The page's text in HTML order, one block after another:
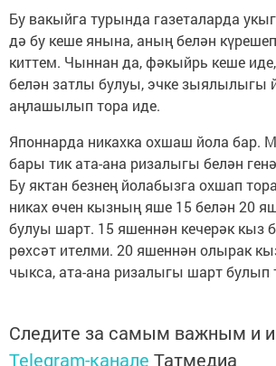
Бу вакыйга турында газеталарда
дә бу кеше янына, аның белән
киттем. Чыннан да, фәкыйрь кеше иде,
белән затлы булуы, эчке зыялылыгы
аңлашылып тора иде.
Японнарда никахка охшаш йола бар.
бары тик ата-ана ризалыгы белән
Бу яктан безнең йолабызга охшап
никах өчен кызның яше 15 белән 20
булуы шарт. 15 яшеннән кечерәк кыз
рөхсәт ителми. 20 яшеннән олырак
чыкса, ата-ана ризалыгы шарт булып
Следите за самым важным и
Telegram-канале Татмедиа